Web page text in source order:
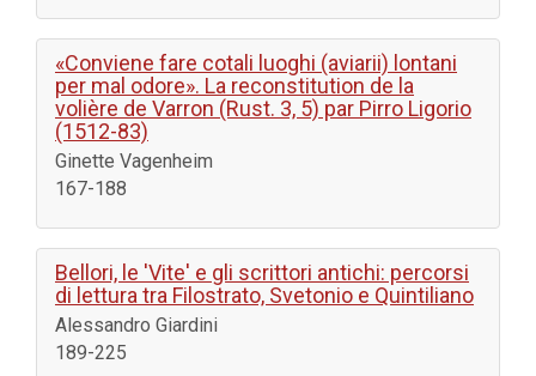
«Conviene fare cotali luoghi (aviarii) lontani
per mal odore». La reconstitution de la
volière de Varron (Rust. 3, 5) par Pirro Ligorio
(1512-83)
Ginette Vagenheim
167-188
Bellori, le 'Vite' e gli scrittori antichi: percorsi
di lettura tra Filostrato, Svetonio e Quintiliano
Alessandro Giardini
189-225